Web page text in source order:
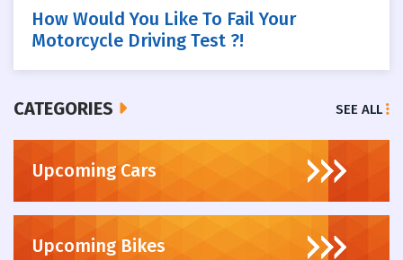
How Would You Like To Fail Your
Motorcycle Driving Test ?!
CATEGORIES SEE ALL
Upcoming Cars
Upcoming Bikes